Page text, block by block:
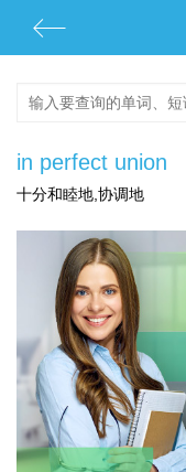
in perfect union
十分和睦地,协调地